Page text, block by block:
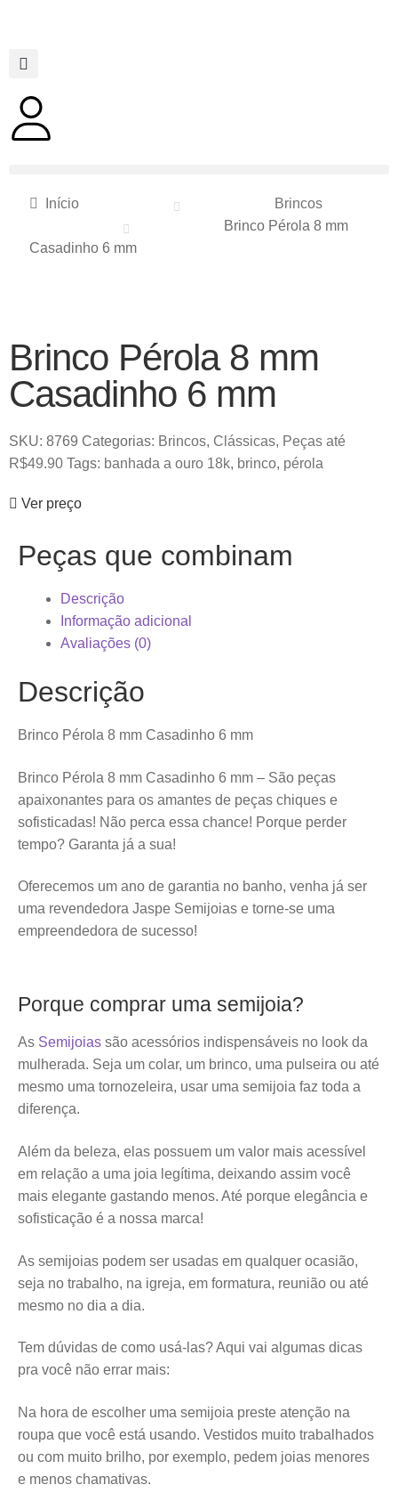
Início
Brincos
Brinco Pérola 8 mm
Casadinho 6 mm
Brinco Pérola 8 mm
Casadinho 6 mm
SKU: 8769 Categorias: Brincos, Clássicas, Peças até
R$49.90 Tags: banhada a ouro 18k, brinco, pérola
Ver preço
Peças que combinam
Descrição
Informação adicional
Avaliações (0)
Descrição
Brinco Pérola 8 mm Casadinho 6 mm
Brinco Pérola 8 mm Casadinho 6 mm – São peças
apaixonantes para os amantes de peças chiques e
sofisticadas! Não perca essa chance! Porque perder
tempo? Garanta já a sua!
Oferecemos um ano de garantia no banho, venha já ser
uma revendedora Jaspe Semijoias e torne-se uma
empreendedora de sucesso!
Porque comprar uma semijoia?
As Semijoias são acessórios indispensáveis no look da
mulherada. Seja um colar, um brinco, uma pulseira ou até
mesmo uma tornozeleira, usar uma semijoia faz toda a
diferença.
Além da beleza, elas possuem um valor mais acessível
em relação a uma joia legítima, deixando assim você
mais elegante gastando menos. Até porque elegância e
sofisticação é a nossa marca!
As semijoias podem ser usadas em qualquer ocasião,
seja no trabalho, na igreja, em formatura, reunião ou até
mesmo no dia a dia.
Tem dúvidas de como usá-las? Aqui vai algumas dicas
pra você não errar mais:
Na hora de escolher uma semijoia preste atenção na
roupa que você está usando. Vestidos muito trabalhados
ou com muito brilho, por exemplo, pedem joias menores
e menos chamativas.